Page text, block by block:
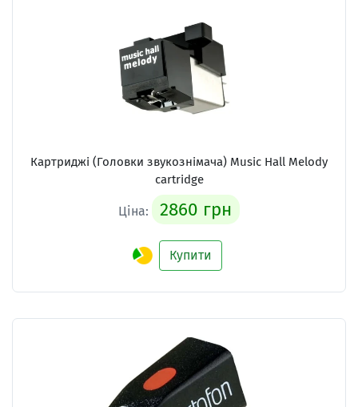
Картриджі (Головки звукознімача) Music Hall Melody
cartridge
Ціна: 2860 грн
Купити